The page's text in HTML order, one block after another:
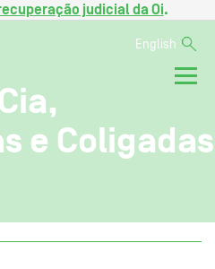
judicial da Oi.
English
e Coligadas